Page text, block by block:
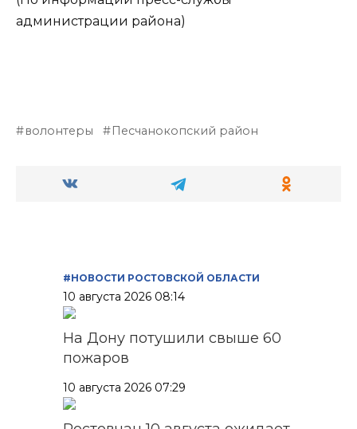
администрации района)
волонтеры Песчанокопский район
#НОВОСТИ РОСТОВСКОЙ ОБЛАСТИ
10 августа 2026 08:14
На Дону потушили свыше 60
пожаров
10 августа 2026 07:29